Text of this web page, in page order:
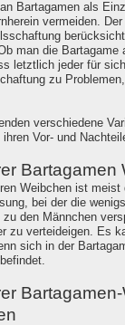
Bartagamen als
vermeiden.
man die Bartagame
letztlich jeder für
zu
verschiedene
Vor- und
Bartagamen
Weibchen ist meist
bei der die
den Männchen
zu verteideigen. Es
sich in der